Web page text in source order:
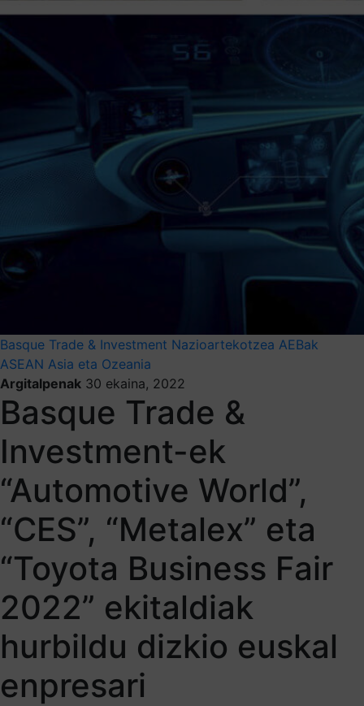
Basque Trade & Investment Nazioartekotzea AEBak
ASEAN Asia eta Ozeania
Argitalpenak 30 ekaina, 2022
Basque Trade &
Investment-ek
“Automotive World”,
“CES”, “Metalex” eta
“Toyota Business Fair
2022” ekitaldiak
hurbildu dizkio euskal
enpresari